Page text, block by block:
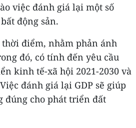
việc đánh giá lại một số
động sản.
điểm, nhằm phản ánh
đó, có tính đến yêu cầu
kinh tế-xã hội 2021-2030 và
đánh giá lại GDP sẽ giúp
đúng cho phát triển đất